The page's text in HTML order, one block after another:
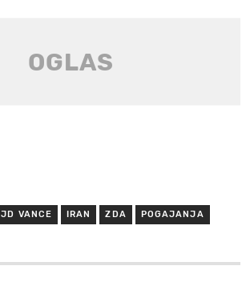
JD VANCE IRAN ZDA POGAJANJA